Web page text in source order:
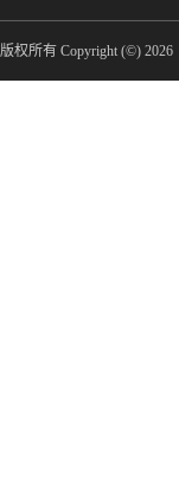
版权所有 Copyright (©) 2026